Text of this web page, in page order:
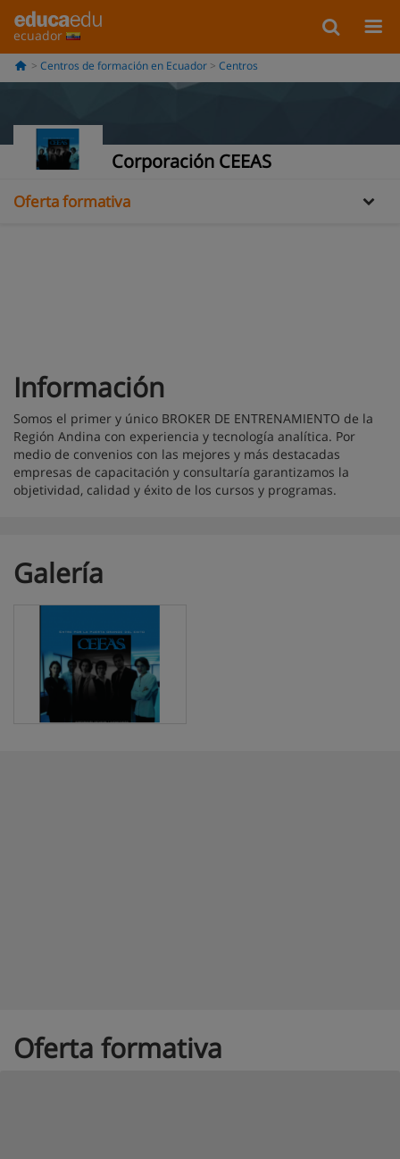
ecuador
Centros de formación en Ecuador Centros
Corporación CEEAS
Galería
Oferta formativa
Información
Somos el primer y único BROKER DE ENTRENAMIENTO de la
Región Andina con experiencia y tecnología analítica. Por
medio de convenios con las mejores y más destacadas
empresas de capacitación y consultaría garantizamos la
objetividad, calidad y éxito de los cursos y programas.
Galería
Oferta formativa